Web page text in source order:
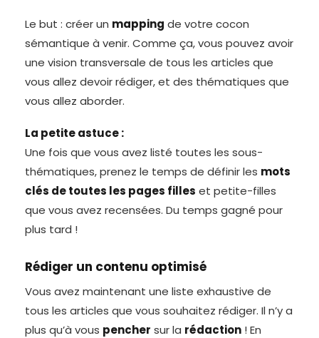
Le but : créer un mapping de votre cocon
sémantique à venir. Comme ça, vous pouvez avoir
une vision transversale de tous les articles que
vous allez devoir rédiger, et des thématiques que
vous allez aborder.
La petite astuce :
Une fois que vous avez listé toutes les sous-
thématiques, prenez le temps de définir les mots
clés de toutes les pages filles et petite-filles
que vous avez recensées. Du temps gagné pour
plus tard !
Rédiger un contenu optimisé
Vous avez maintenant une liste exhaustive de
tous les articles que vous souhaitez rédiger. Il n’y a
plus qu’à vous pencher sur la rédaction ! En